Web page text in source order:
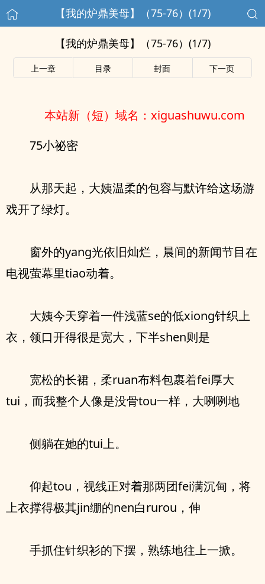
【我的炉鼎美母】（75-76）(1/7)
【我的炉鼎美母】（75-76）(1/7)
上一章 目录 封面 下一页
本站新（短）域名：xiguashuwu.com
75小祕密
从那天起，大姨温柔的包容与默许给这场游
戏开了绿灯。
窗外的yang光依旧灿烂，晨间的新闻节目在
电视萤幕里tiao动着。
大姨今天穿着一件浅蓝se的低xiong针织上
衣，领口开得很是宽大，下半shen则是
宽松的长裙，柔ruan布料包裹着fei厚大
tui，而我整个人像是没骨tou一样，大咧咧地
侧躺在她的tui上。
仰起tou，视线正对着那两团fei满沉甸，将
上衣撑得极其jin绷的nen白rurou，伸
手抓住针织衫的下摆，熟练地往上一掀。